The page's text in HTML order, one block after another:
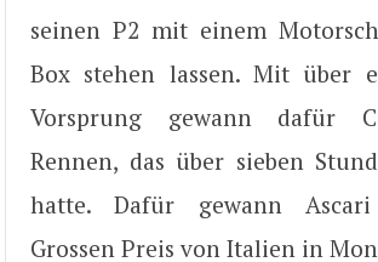
seinen P2 mit einem
Box stehen lassen. Mit über
Vorsprung gewann dafür
Rennen, das über sieben
hatte. Dafür gewann
Grossen Preis von Italien in